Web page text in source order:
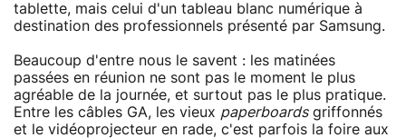
tablette, mais celui d'un tableau blanc numérique à
destination des professionnels présenté par Samsung.
Beaucoup d'entre nous le savent : les matinées
passées en réunion ne sont pas le moment le plus
agréable de la journée, et surtout pas le plus pratique.
Entre les câbles GA, les vieux paperboardsgriffonnés
et le vidéoprojecteur en rade, c'est parfois la foire aux